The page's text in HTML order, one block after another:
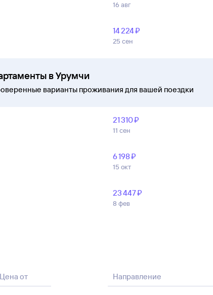
16 авг
14 ⁠224 ⁠₽
25 сен
в Урумчи
варианты проживания для вашей поездки
21 ⁠310 ⁠₽
11 сен
6 ⁠198 ⁠₽
15 окт
23 ⁠447 ⁠₽
8 фев
Цена от Направление